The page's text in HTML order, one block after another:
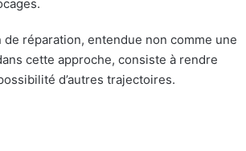
réparation, entendue non comme une
cette approche, consiste à rendre
d’autres trajectoires.